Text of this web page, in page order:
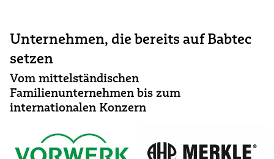
Unternehmen, die bereits auf Babtec
setzen
Vom mittelständischen
Familienunternehmen bis zum
internationalen Konzern